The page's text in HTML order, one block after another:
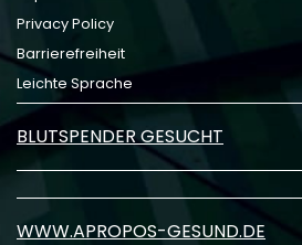
Privacy Policy
Barrierefreiheit
Leichte Sprache
BLUTSPENDER GESUCHT
WWW.APROPOS-GESUND.DE